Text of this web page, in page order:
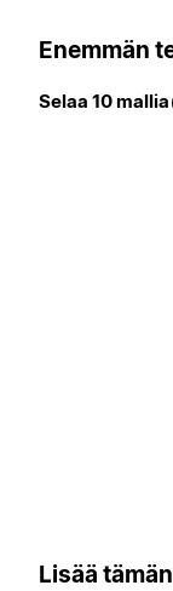
Enemmän
Selaa 10 mallia
Lisää